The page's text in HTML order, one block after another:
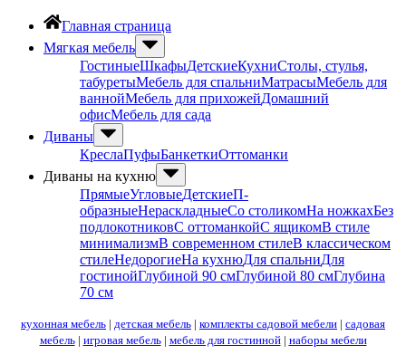
Главная страница
Мягкая мебель
ГостиныеШкафыДетскиеКухниСтолы, стулья,
табуретыМебель для спальниМатрасыМебель для
ваннойМебель для прихожейДомашний
офисМебель для сада
Диваны
КреслаПуфыБанкеткиОттоманки
Диваны на кухню
ПрямыеУгловыеДетскиеП-
образныеНераскладныеСо столикомНа ножкахБез
подлокотниковС оттоманкойС ящикомВ стиле
минимализмВ современном стилеВ классическом
стилеНедорогиеНа кухнюДля спальниДля
гостинойГлубиной 90 смГлубиной 80 смГлубина
70 см
кухонная мебель | детская мебель | комплекты садовой мебели | садовая
мебель| игровая мебель| мебель для гостинной| наборы мебели